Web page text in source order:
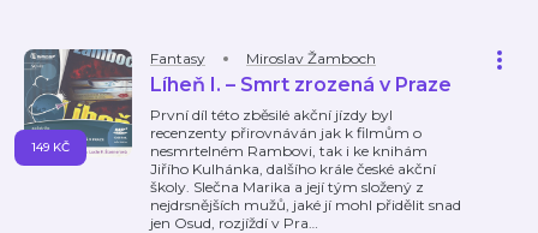
Fantasy Miroslav Žamboch
Líheň I. – Smrt zrozená v Praze
První díl této zběsilé akční jízdy byl
recenzenty přirovnáván jak k filmům o
nesmrtelném Rambovi, tak i ke knihám
Jiřího Kulhánka, dalšího krále české akční
školy. Slečna Marika a její tým složený z
nejdrsnějších mužů, jaké jí mohl přidělit snad
jen Osud, rozjíždí v Pra…
149 KČ